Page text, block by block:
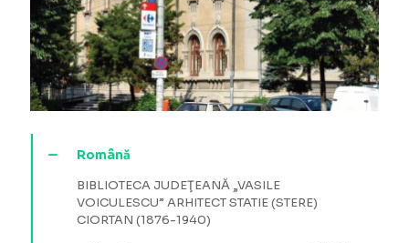
Română
BIBLIOTECA JUDEŢEANĂ „VASILE
VOICULESCU” ARHITECT STATIE (STERE)
CIORTAN (1876-1940)